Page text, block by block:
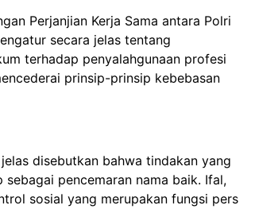
Perjanjian Kerja Sama antara Polri
secara jelas tentang
terhadap penyalahgunaan profesi
prinsip-prinsip kebebasan
disebutkan bahwa tindakan yang
pencemaran nama baik. Ifal,
sosial yang merupakan fungsi pers